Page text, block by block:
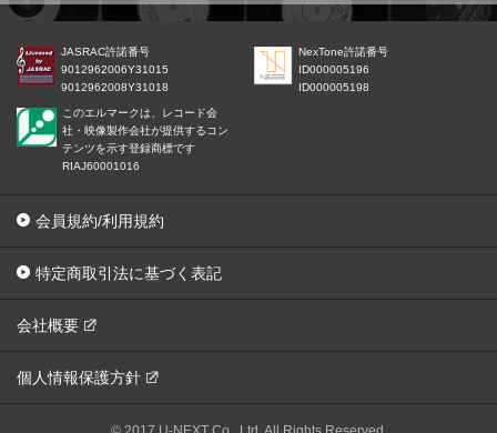
JASRAC許諾番号
9012962006Y31015
9012962008Y31018
NexTone許諾番号
ID000005196
ID000005198
このエルマークは、レコード会
社・映像製作会社が提供するコン
テンツを示す登録商標です
RIAJ60001016
会員規約/利用規約
特定商取引法に基づく表記
会社概要
個人情報保護方針